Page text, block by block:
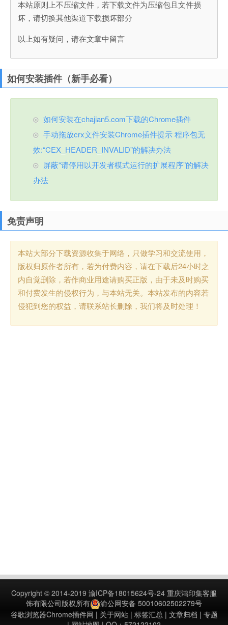
本站原则上不压缩文件，若下载文件为压缩包且文件损
坏，请切换其他渠道下载损坏部分
以上如有疑问，请在文章中留言
如何安装插件（新手必看）
如何安装在chajian5.com下载的Chrome插件
手动拖放crx文件安装Chrome插件提示 程序包无
效:“CEX_HEADER_INVALID”的解决办法
屏蔽“请停用以开发者模式运行的扩展程序”的解决
办法
免责声明
本站大部分下载资源收集于网络，只做学习和交流使用，
版权归原作者所有，若为付费内容，请在下载后24小时之
内自觉删除，若作商业用途请购买正版，由于未及时购买
和付费发生的侵权行为，与本站无关。本站发布的内容若
侵犯到您的权益，请联系站长删除，我们将及时处理！
Copyright © 2014-2019 渝ICP备18015624号-24 重庆鸿印集客服
饰有限公司版权所有
渝公网安备 50010602502279号
谷歌浏览器Chrome插件网 | 关于网站| 标签汇总| 文章归档 | 专题